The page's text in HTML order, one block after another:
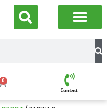
0
Contact